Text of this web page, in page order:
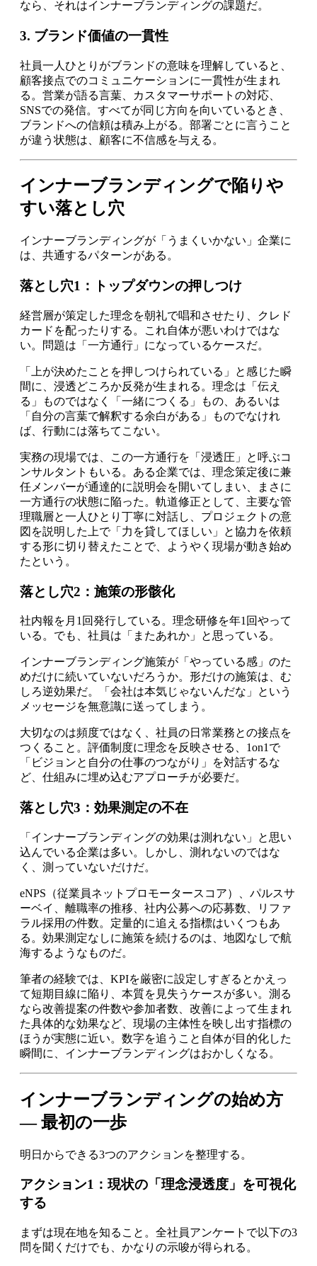
なら、それはインナーブランディングの課題だ。
3. ブランド価値の一貫性
社員一人ひとりがブランドの意味を理解していると、
顧客接点でのコミュニケーションに一貫性が生まれ
る。営業が語る言葉、カスタマーサポートの対応、
SNSでの発信。すべてが同じ方向を向いているとき、
ブランドへの信頼は積み上がる。部署ごとに言うこと
が違う状態は、顧客に不信感を与える。
インナーブランディングで陥りや
すい落とし穴
インナーブランディングが「うまくいかない」企業に
は、共通するパターンがある。
落とし穴1：トップダウンの押しつけ
経営層が策定した理念を朝礼で唱和させたり、クレド
カードを配ったりする。これ自体が悪いわけではな
い。問題は「一方通行」になっているケースだ。
「上が決めたことを押しつけられている」と感じた瞬
間に、浸透どころか反発が生まれる。理念は「伝え
る」ものではなく「一緒につくる」もの、あるいは
「自分の言葉で解釈する余白がある」ものでなけれ
ば、行動には落ちてこない。
実務の現場では、この一方通行を「浸透圧」と呼ぶコ
ンサルタントもいる。ある企業では、理念策定後に兼
任メンバーが通達的に説明会を開いてしまい、まさに
一方通行の状態に陥った。軌道修正として、主要な管
理職層と一人ひとり丁寧に対話し、プロジェクトの意
図を説明した上で「力を貸してほしい」と協力を依頼
する形に切り替えたことで、ようやく現場が動き始め
たという。
落とし穴2：施策の形骸化
社内報を月1回発行している。理念研修を年1回やって
いる。でも、社員は「またあれか」と思っている。
インナーブランディング施策が「やっている感」のた
めだけに続いていないだろうか。形だけの施策は、む
しろ逆効果だ。「会社は本気じゃないんだな」という
メッセージを無意識に送ってしまう。
大切なのは頻度ではなく、社員の日常業務との接点を
つくること。評価制度に理念を反映させる、1on1で
「ビジョンと自分の仕事のつながり」を対話するな
ど、仕組みに埋め込むアプローチが必要だ。
落とし穴3：効果測定の不在
「インナーブランディングの効果は測れない」と思い
込んでいる企業は多い。しかし、測れないのではな
く、測っていないだけだ。
eNPS（従業員ネットプロモータースコア）、パルスサ
ーベイ、離職率の推移、社内公募への応募数、リファ
ラル採用の件数。定量的に追える指標はいくつもあ
る。効果測定なしに施策を続けるのは、地図なしで航
海するようなものだ。
筆者の経験では、KPIを厳密に設定しすぎるとかえっ
て短期目線に陥り、本質を見失うケースが多い。測る
なら改善提案の件数や参加者数、改善によって生まれ
た具体的な効果など、現場の主体性を映し出す指標の
ほうが実態に近い。数字を追うこと自体が目的化した
瞬間に、インナーブランディングはおかしくなる。
インナーブランディングの始め方
— 最初の一歩
明日からできる3つのアクションを整理する。
アクション1：現状の「理念浸透度」を可視化
する
まずは現在地を知ること。全社員アンケートで以下の3
問を聞くだけでも、かなりの示唆が得られる。